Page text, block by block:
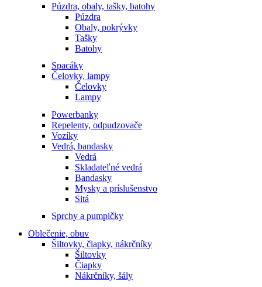
Púzdra, obaly, tašky, batohy
Púzdra
Obaly, pokrývky
Tašky
Batohy
Spacáky
Čelovky, lampy
Čelovky
Lampy
Powerbanky
Repelenty, odpudzovače
Vozíky
Vedrá, bandasky
Vedrá
Skladateľné vedrá
Bandasky
Mysky a príslušenstvo
Sitá
Sprchy a pumpičky
Oblečenie, obuv
Šiltovky, čiapky, nákrčníky
Šiltovky
Čiapky
Nákrčníky, šály